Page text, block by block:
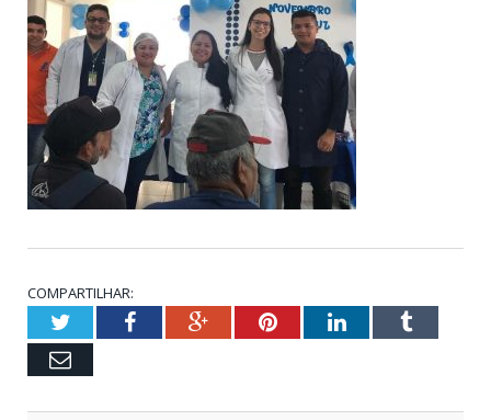
COMPARTILHAR:
TwitterFacebookGoogle+PinterestLinkedInTumblr
Email